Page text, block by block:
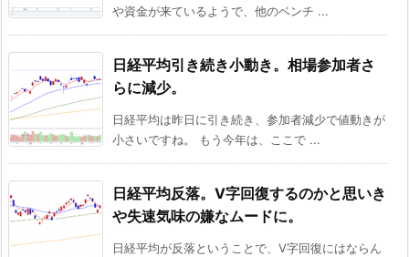
や資金が来ているようで、他のベンチ ...
日経平均引き続き小動き。相場参加者さ
らに減少。
日経平均は昨日に引き続き、参加者減少で値動きが
小さいですね。 もう今年は、ここで ...
日経平均反落。V字回復するのかと思いき
や失速気味の嫌なムードに。
日経平均が反落ということで、V字回復にはならん